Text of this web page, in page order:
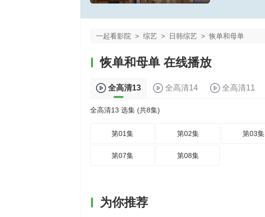
一起看影院 > 综艺 > 日韩综艺 > 恢单和母单
恢单和母单 在线播放
全高清13 全高清14 全高清11
全高清13 选集 (共8集)
第01集 第02集 第03集
第07集 第08集
为你推荐